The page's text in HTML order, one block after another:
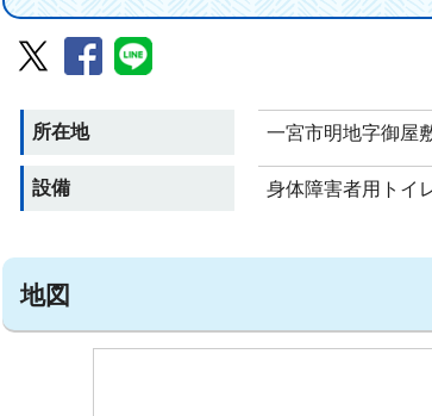
所在地 一宮市明地字御屋
設備 身体障害者用トイ
地図